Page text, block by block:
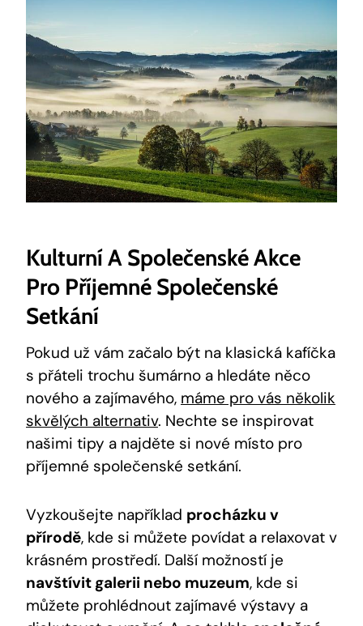
Kulturní A Společenské Akce
Pro Příjemné Společenské
Setkání
Pokud už vám začalo být na klasická kafíčka
s přáteli trochu šumárno a hledáte něco
nového a zajímavého, máme pro vás několik
skvělých alternativ. Nechte se inspirovat
našimi tipy a najděte si nové místo pro
příjemné společenské setkání.
Vyzkoušejte například procházku v
přírodě, kde si můžete povídat a relaxovat v
krásném prostředí. Další možností je
navštívit galerii nebo muzeum, kde si
můžete prohlédnout zajímavé výstavy a